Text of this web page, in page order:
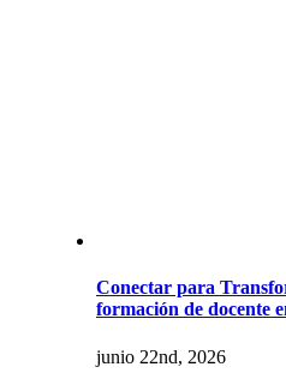
Conectar para
formación de docente
junio 22nd, 2026